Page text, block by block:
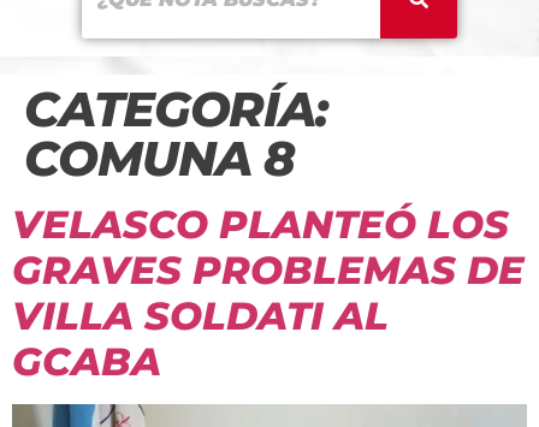
CATEGORÍA:
COMUNA 8
VELASCO PLANTEÓ LOS
GRAVES PROBLEMAS DE
VILLA SOLDATI AL
GCABA